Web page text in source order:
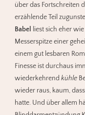
über das Fortschreiten
erzählende Teil
Babel
liest sich eher
Messerspitze einer
einem gut lesbaren
Finesse ist durchaus
wiederkehrend kühle
wieder raus, kaum,
hatte. Und über allem